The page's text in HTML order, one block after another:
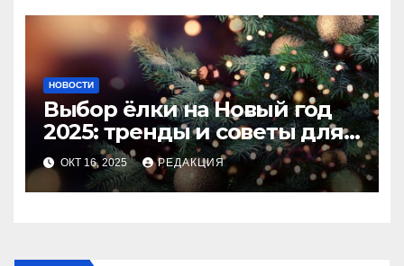
НОВОСТИ
Выбор ёлки на Новый год
2025: тренды и советы для
идеального праздника
ОКТ 16, 2025 РЕДАКЦИЯ